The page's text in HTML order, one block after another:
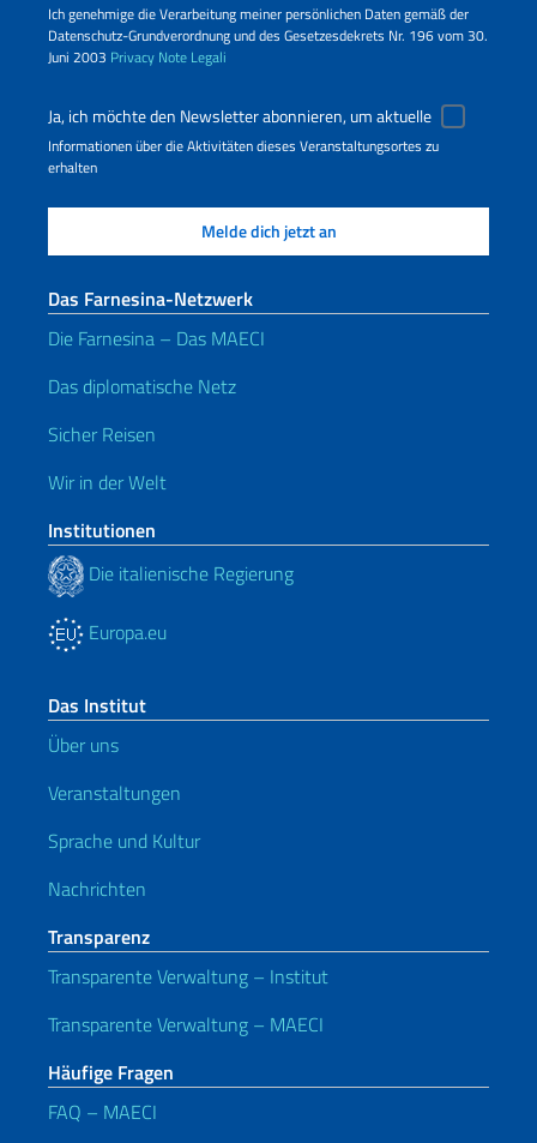
Ich genehmige die Verarbeitung meiner persönlichen Daten gemäß der
Datenschutz-Grundverordnung und des Gesetzesdekrets Nr. 196 vom 30.
Juni 2003 Privacy Note Legali
Ja, ich möchte den Newsletter abonnieren, um aktuelle
Informationen über die Aktivitäten dieses Veranstaltungsortes zu
erhalten
Das Farnesina-Netzwerk
Die Farnesina – Das MAECI
Das diplomatische Netz
Sicher Reisen
Wir in der Welt
Institutionen
Die italienische Regierung
Europa.eu
Das Institut
Über uns
Veranstaltungen
Sprache und Kultur
Nachrichten
Transparenz
Transparente Verwaltung – Institut
Transparente Verwaltung – MAECI
Häufige Fragen
FAQ – MAECI